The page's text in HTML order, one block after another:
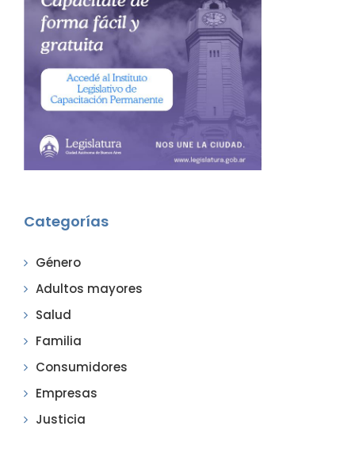
Categorías
Género
Adultos mayores
Salud
Familia
Consumidores
Empresas
Justicia